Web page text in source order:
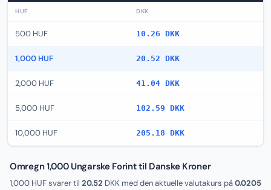
HUF DKK
500 HUF 10.26 DKK
1,000 HUF 20.52 DKK
2,000 HUF 41.04 DKK
5,000 HUF 102.59 DKK
10,000 HUF 205.18 DKK
Omregn 1,000 Ungarske Forint til Danske Kroner
1,000 HUF svarer til 20.52 DKK med den aktuelle valutakurs på0.0205